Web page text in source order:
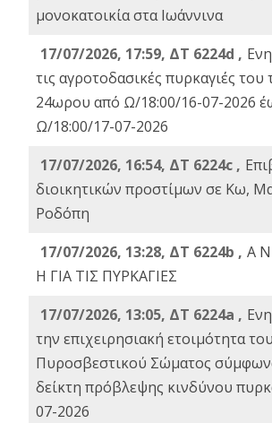
μονοκατοικία στα Ιωάννινα
17/07/2026, 17:59, ΔΤ 6224d ,
τις αγροτοδασικές πυρκαγιές του
24ωρου από Ω/18:00/16-07-2026
Ω/18:00/17-07-2026
17/07/2026, 16:54, ΔΤ 6224c ,
διοικητικών προστίμων σε Κω,
Ροδόπη
17/07/2026, 13:28, ΔΤ 6224b , Α
Η ΓΙΑ ΤΙΣ ΠΥΡΚΑΓΙΕΣ
17/07/2026, 13:05, ΔΤ 6224a ,
την επιχειρησιακή ετοιμότητα του
Πυροσβεστικού Σώματος
δείκτη πρόβλεψης κινδύνου
07-2026